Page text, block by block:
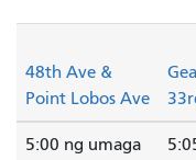
48th Ave &
Point Lobos Ave
5:00 ng umaga